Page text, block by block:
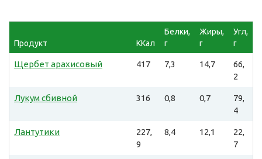
Продукт ККал
Белки,
г
Жиры,
г
Угл,
г
Щербет арахисовый 417 7,3 14,7
66,
2
Лукум сбивной 316 0,8 0,7
79,
4
Лантутики
227,
9
8,4 12,1
22,
7